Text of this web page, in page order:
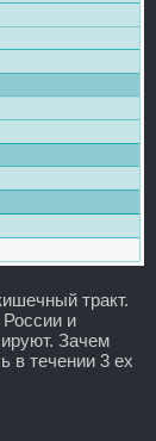
тракт.
и
Зачем
в течении 3 ех